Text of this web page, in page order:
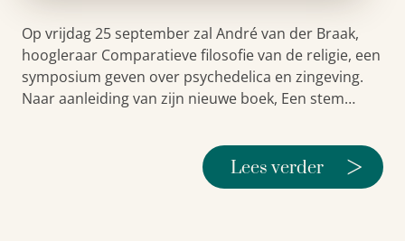
Op vrijdag 25 september zal André van der Braak,
hoogleraar Comparatieve filosofie van de religie, een
symposium geven over psychedelica en zingeving.
Naar aanleiding van zijn nieuwe boek, Een stem…
Lees verder >